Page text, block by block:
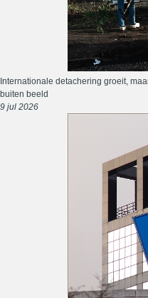
Internationale detachering groeit,
buiten beeld
9 jul 2026